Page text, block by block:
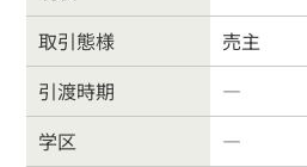
取引態様
売主
引渡時期
―
学区
―